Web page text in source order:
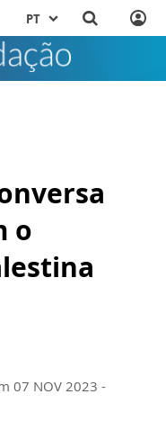
PT
o
07 NOV 2023 -